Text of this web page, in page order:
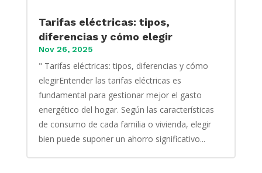
Tarifas eléctricas: tipos,
diferencias y cómo elegir
Nov 26, 2025
" Tarifas eléctricas: tipos, diferencias y cómo
elegirEntender las tarifas eléctricas es
fundamental para gestionar mejor el gasto
energético del hogar. Según las características
de consumo de cada familia o vivienda, elegir
bien puede suponer un ahorro significativo...